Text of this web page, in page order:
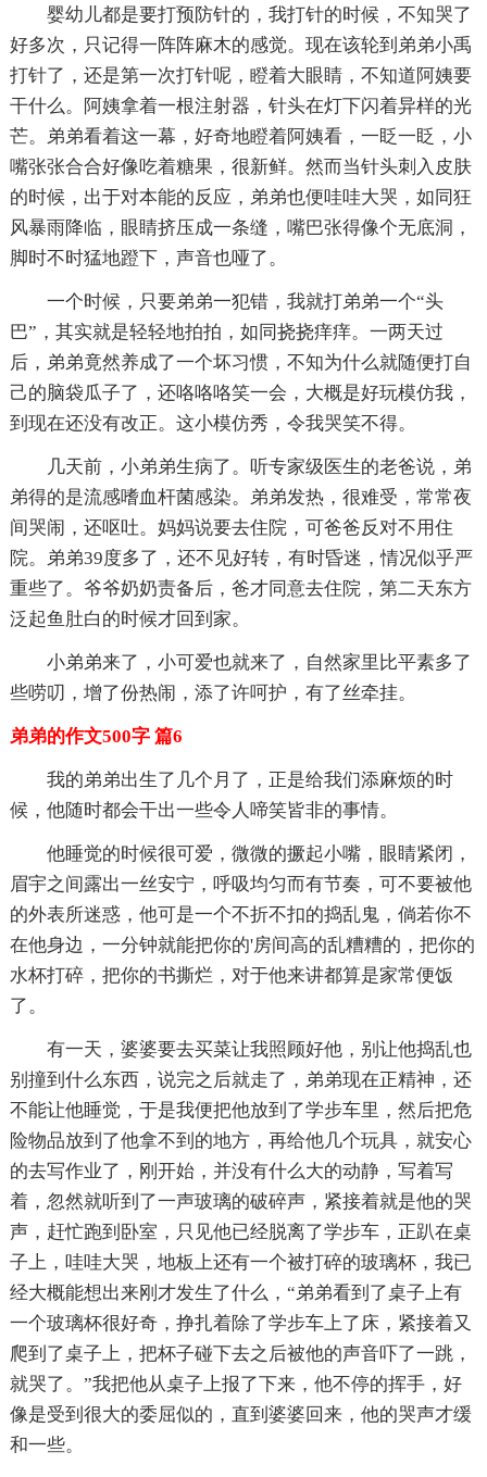
婴幼儿都是要打预防针的，我打针的时候，不知哭了
好多次，只记得一阵阵麻木的感觉。现在该轮到弟弟小禹
打针了，还是第一次打针呢，瞪着大眼睛，不知道阿姨要
干什么。阿姨拿着一根注射器，针头在灯下闪着异样的光
芒。弟弟看着这一幕，好奇地瞪着阿姨看，一眨一眨，小
嘴张张合合好像吃着糖果，很新鲜。然而当针头刺入皮肤
的时候，出于对本能的反应，弟弟也便哇哇大哭，如同狂
风暴雨降临，眼睛挤压成一条缝，嘴巴张得像个无底洞，
脚时不时猛地蹬下，声音也哑了。
一个时候，只要弟弟一犯错，我就打弟弟一个“头
巴”，其实就是轻轻地拍拍，如同挠挠痒痒。一两天过
后，弟弟竟然养成了一个坏习惯，不知为什么就随便打自
己的脑袋瓜子了，还咯咯咯笑一会，大概是好玩模仿我，
到现在还没有改正。这小模仿秀，令我哭笑不得。
几天前，小弟弟生病了。听专家级医生的老爸说，弟
弟得的是流感嗜血杆菌感染。弟弟发热，很难受，常常夜
间哭闹，还呕吐。妈妈说要去住院，可爸爸反对不用住
院。弟弟39度多了，还不见好转，有时昏迷，情况似乎严
重些了。爷爷奶奶责备后，爸才同意去住院，第二天东方
泛起鱼肚白的时候才回到家。
小弟弟来了，小可爱也就来了，自然家里比平素多了
些唠叨，增了份热闹，添了许呵护，有了丝牵挂。
弟弟的作文500字 篇6
我的弟弟出生了几个月了，正是给我们添麻烦的时
候，他随时都会干出一些令人啼笑皆非的事情。
他睡觉的时候很可爱，微微的撅起小嘴，眼睛紧闭，
眉宇之间露出一丝安宁，呼吸均匀而有节奏，可不要被他
的外表所迷惑，他可是一个不折不扣的捣乱鬼，倘若你不
在他身边，一分钟就能把你的'房间高的乱糟糟的，把你的
水杯打碎，把你的书撕烂，对于他来讲都算是家常便饭
了。
有一天，婆婆要去买菜让我照顾好他，别让他捣乱也
别撞到什么东西，说完之后就走了，弟弟现在正精神，还
不能让他睡觉，于是我便把他放到了学步车里，然后把危
险物品放到了他拿不到的地方，再给他几个玩具，就安心
的去写作业了，刚开始，并没有什么大的动静，写着写
着，忽然就听到了一声玻璃的破碎声，紧接着就是他的哭
声，赶忙跑到卧室，只见他已经脱离了学步车，正趴在桌
子上，哇哇大哭，地板上还有一个被打碎的玻璃杯，我已
经大概能想出来刚才发生了什么，“弟弟看到了桌子上有
一个玻璃杯很好奇，挣扎着除了学步车上了床，紧接着又
爬到了桌子上，把杯子碰下去之后被他的声音吓了一跳，
就哭了。”我把他从桌子上报了下来，他不停的挥手，好
像是受到很大的委屈似的，直到婆婆回来，他的哭声才缓
和一些。